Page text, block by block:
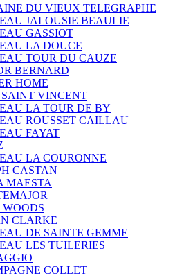
DU VIEUX TELEGRAPHE
JALOUSIE BEAULIE
GASSIOT
LA DOUCE
TOUR DU CAUZE
BERNARD
HOME
SAINT VINCENT
LA TOUR DE BY
ROUSSET CAILLAU
FAYAT
LA COURONNE
CASTAN
MAESTA
CLARKE
DE SAINTE GEMME
LES TUILERIES
COLLET